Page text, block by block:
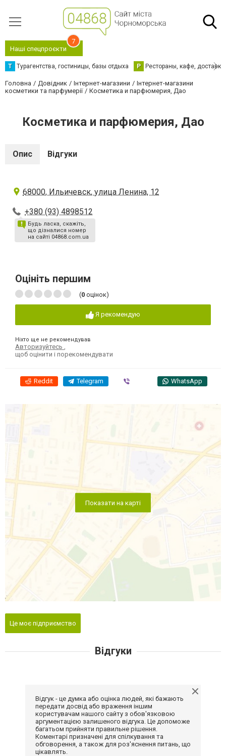
Наші спецпроєкти
7
Т Турагентства, гостиницы, базы отдыха Р Рестораны, кафе,
Головна Довідник Інтернет-магазини
Інтернет-магазини
косметики та парфумерії
Косметика и парфюмерия, Дао
Косметика и парфюмерия, Дао
Опис Відгуки
68000, Ильичевск, улица Ленина, 12
+380 (93) 4898512
Будь ласка, скажіть,
що дізналися номер
на сайті 04868.com.ua
Оцініть першим
(0 оцінок)
Я рекомендую
Ніхто ще не рекомендував
Авторизуйтесь
щоб оцінити і порекомендувати
Reddit Telegram WhatsApp
Показати на карті
Це моє підприємство
Відгуки
Відгук - це думка або оцінка людей, які бажають
передати досвід або враження іншим
користувачам нашого сайту з обов'язковою
аргументацією залишеного відгука. Це допоможе
багатьом прийняти правильне рішення.
Коментарі призначені для спілкування та
обговорення, а також для роз'яснення питань, що
цікавлять.